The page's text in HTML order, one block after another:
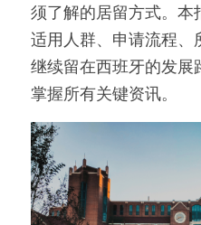
须了解的居留方式。本
适用人群、申请流程、
继续留在西班牙的发展
掌握所有关键资讯。